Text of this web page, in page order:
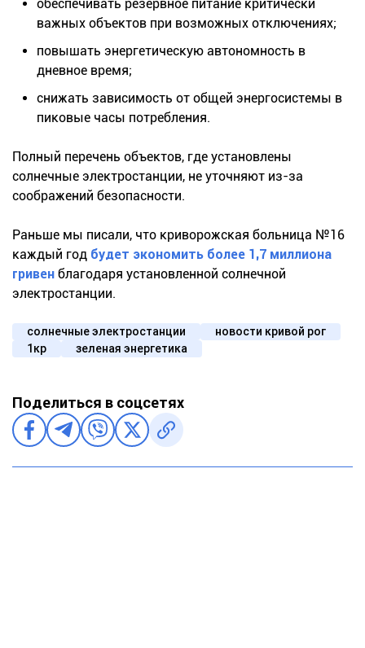
обеспечивать резервное питание критически
важных объектов при возможных отключениях;
повышать энергетическую автономность в
дневное время;
снижать зависимость от общей энергосистемы в
пиковые часы потребления.
Полный перечень объектов, где установлены
солнечные электростанции, не уточняют из-за
соображений безопасности.
Раньше мы писали, что криворожская больница №16
каждый год будет экономить более 1,7 миллиона
гривен благодаря установленной солнечной
электростанции.
солнечные электростанции
новости кривой рог
1кр
зеленая энергетика
Поделиться в соцсетях